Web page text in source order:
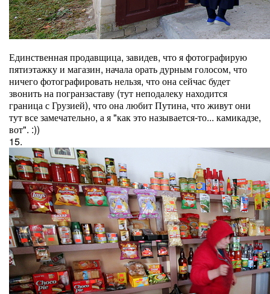
Единственная продавщица, завидев, что я фотографирую
пятиэтажку и магазин, начала орать дурным голосом, что
ничего фотографировать нельзя, что она сейчас будет
звонить на погранзаставу (тут неподалеку находится
граница с Грузией), что она любит Путина, что живут они
тут все замечательно, а я "как это называется-то... камикадзе,
вот". :))
15.